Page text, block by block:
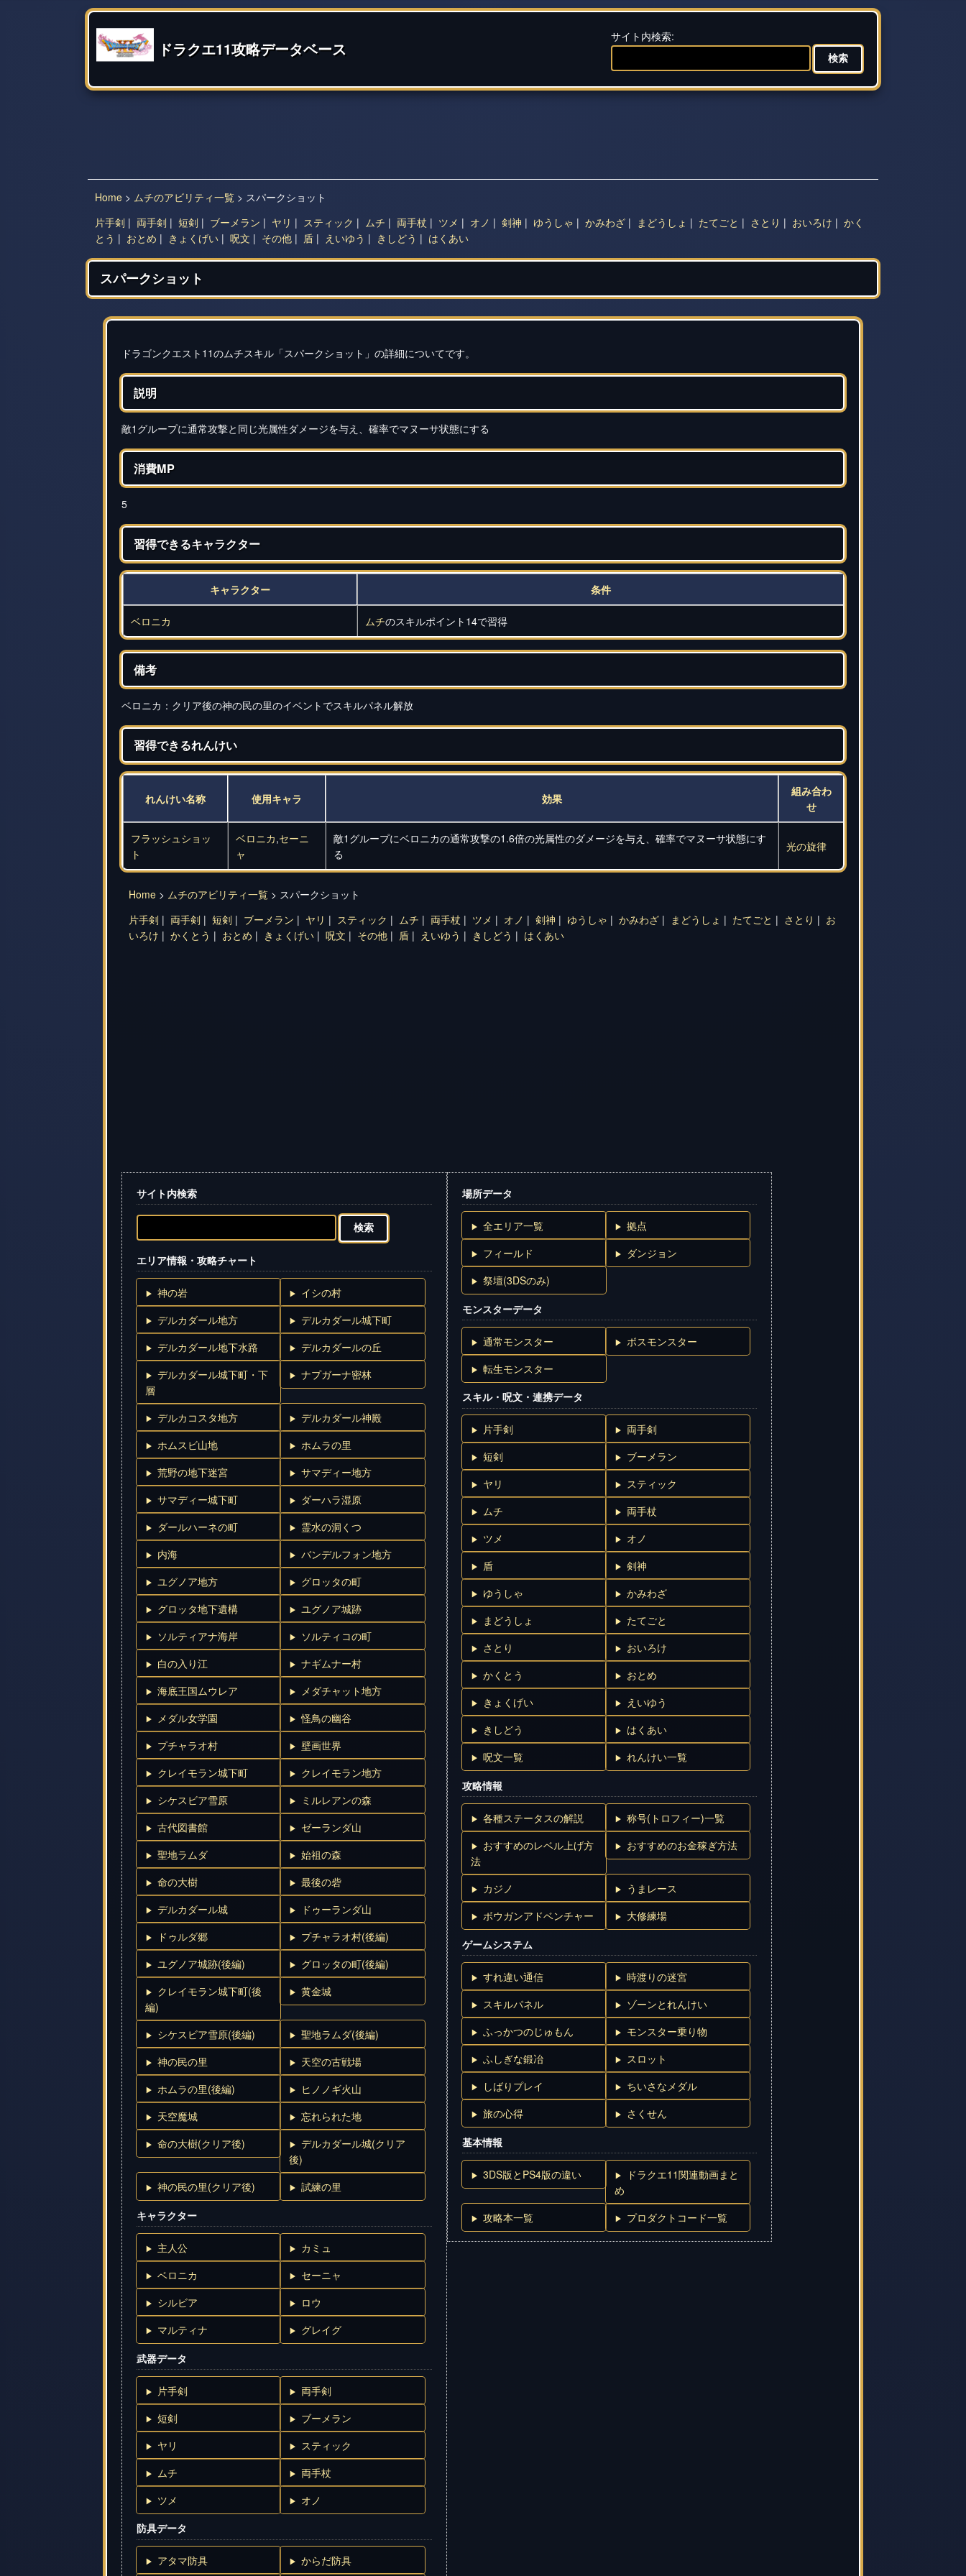
ドラクエ11攻略データベース
サイト内検索:
Home > ムチのアビリティ一覧 > スパークショット
片手剣 | 両手剣 | 短剣 | ブーメラン | ヤリ | スティック | ムチ | 両手杖 | ツメ | オノ | 剣神 | ゆうしゃ | かみわざ | まどうしょ | たてごと | さとり | おいろけ | かく
とう | おとめ | きょくげい | 呪文 | その他 | 盾 | えいゆう | きしどう | はくあい
スパークショット
ドラゴンクエスト11のムチスキル「スパークショット」の詳細についてです。
説明
敵1グループに通常攻撃と同じ光属性ダメージを与え、確率でマヌーサ状態にする
消費MP
5
習得できるキャラクター
キャラクター 条件
ベロニカ ムチのスキルポイント14で習得
備考
ベロニカ：クリア後の神の民の里のイベントでスキルパネル解放
習得できるれんけい
れんけい名称 使用キャラ 効果
組み合わ
せ
フラッシュショッ
ト
ベロニカ,セーニ
ャ
敵1グループにベロニカの通常攻撃の1.6倍の光属性のダメージを与え、確率でマヌーサ状態にす
る
光の旋律
Home > ムチのアビリティ一覧 > スパークショット
片手剣 | 両手剣 | 短剣 | ブーメラン | ヤリ | スティック | ムチ | 両手杖 | ツメ | オノ | 剣神 | ゆうしゃ | かみわざ | まどうしょ | たてごと | さとり | お
いろけ | かくとう | おとめ | きょくげい | 呪文 | その他 | 盾 | えいゆう | きしどう | はくあい
サイト内検索
エリア情報・攻略チャート
神の岩
イシの村
デルカダール地方
デルカダール城下町
デルカダール地下水路
デルカダールの丘
デルカダール城下町・下
層
ナプガーナ密林
デルカコスタ地方
デルカダール神殿
ホムスビ山地
ホムラの里
荒野の地下迷宮
サマディー地方
サマディー城下町
ダーハラ湿原
ダールハーネの町
霊水の洞くつ
内海
バンデルフォン地方
ユグノア地方
グロッタの町
グロッタ地下遺構
ユグノア城跡
ソルティアナ海岸
ソルティコの町
白の入り江
ナギムナー村
海底王国ムウレア
メダチャット地方
メダル女学園
怪鳥の幽谷
プチャラオ村
壁画世界
クレイモラン城下町
クレイモラン地方
シケスビア雪原
ミルレアンの森
古代図書館
ゼーランダ山
聖地ラムダ
始祖の森
命の大樹
最後の砦
デルカダール城
ドゥーランダ山
ドゥルダ郷
プチャラオ村(後編)
ユグノア城跡(後編)
グロッタの町(後編)
クレイモラン城下町(後
編)
黄金城
シケスビア雪原(後編)
聖地ラムダ(後編)
神の民の里
天空の古戦場
ホムラの里(後編)
ヒノノギ火山
天空魔城
忘れられた地
命の大樹(クリア後)
デルカダール城(クリア
後)
神の民の里(クリア後)
試練の里
キャラクター
主人公
カミュ
ベロニカ
セーニャ
シルビア
ロウ
マルティナ
グレイグ
武器データ
片手剣
両手剣
短剣
ブーメラン
ヤリ
スティック
ムチ
両手杖
ツメ
オノ
防具データ
アタマ防具 からだ防具
場所データ
全エリア一覧
拠点
フィールド
ダンジョン
祭壇(3DSのみ)
モンスターデータ
通常モンスター
ボスモンスター
転生モンスター
スキル・呪文・連携データ
片手剣
両手剣
短剣
ブーメラン
ヤリ
スティック
ムチ
両手杖
ツメ
オノ
盾
剣神
ゆうしゃ
かみわざ
まどうしょ
たてごと
さとり
おいろけ
かくとう
おとめ
きょくげい
えいゆう
きしどう
はくあい
呪文一覧
れんけい一覧
攻略情報
各種ステータスの解説
称号(トロフィー)一覧
おすすめのレベル上げ方
法
おすすめのお金稼ぎ方法
カジノ
うまレース
ボウガンアドベンチャー
大修練場
ゲームシステム
すれ違い通信
時渡りの迷宮
スキルパネル
ゾーンとれんけい
ふっかつのじゅもん
モンスター乗り物
ふしぎな鍛冶
スロット
しばりプレイ
ちいさなメダル
旅の心得
さくせん
基本情報
3DS版とPS4版の違い
ドラクエ11関連動画まと
め
攻略本一覧
プロダクトコード一覧